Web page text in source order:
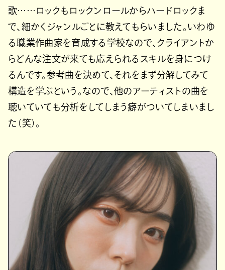
歌……ロックもロックンロールからハードロックま
で、細かくジャンルごとに教えてもらいました。いわゆ
る職業作曲家を育成する学校なので、クライアントか
らどんな注文が来ても応えられるスキルを身につけ
るんです。参考曲を決めて、それをまず分解してみて
構造を学ぶという。なので、他のアーティストの曲を
聴いていても分析をしてしまう癖がついてしまいまし
た（笑）。